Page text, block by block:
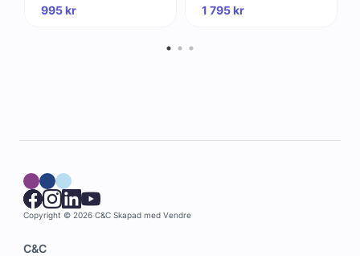
995kr 1 795kr
Copyright © 2026 C&C Skapad med Vendre
C&C